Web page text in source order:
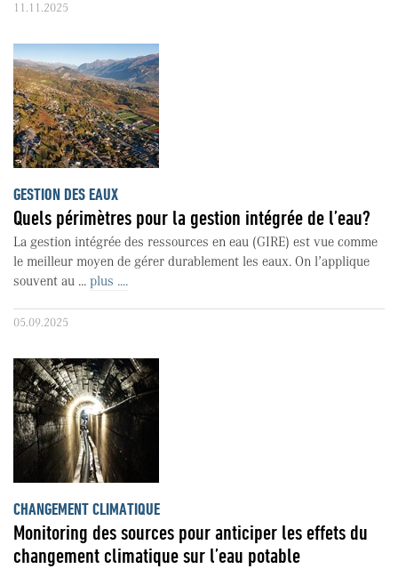
11.11.2025
GESTION DES EAUX
Quels périmètres pour la gestion intégrée de l’eau?
La gestion intégrée des ressources en eau (GIRE) est vue comme
le meilleur moyen de gérer durablement les eaux. On l’applique
souvent au ... plus ....
05.09.2025
CHANGEMENT CLIMATIQUE
Monitoring des sources pour anticiper les effets du
changement climatique sur l’eau potable